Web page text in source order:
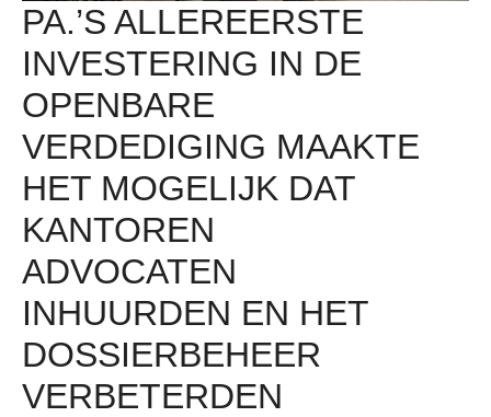
PA.’S ALLEREERSTE
INVESTERING IN DE
OPENBARE
VERDEDIGING MAAKTE
HET MOGELIJK DAT
KANTOREN
ADVOCATEN
INHUURDEN EN HET
DOSSIERBEHEER
VERBETERDEN